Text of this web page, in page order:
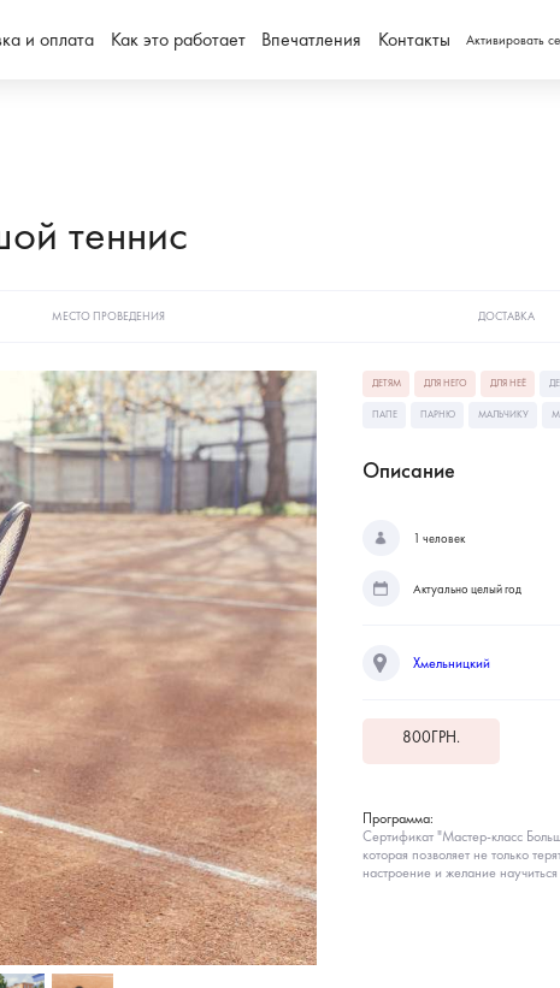
и оплата Как это работает Впечатления Контакты Активировать
теннис
МЕСТО ПРОВЕДЕНИЯ ДОСТАВКА
ДЕТЯМ ДЛЯ НЕГО ДЛЯ НЕЁ
ПАПЕ ПАРНЮ МАЛЬЧИКУ
Описание
1 человек
Актуально целый год
Хмельницкий
800ГРН.
Программа:
Сертификат "Мастер-класс
которая позволяет не только
настроение и желание